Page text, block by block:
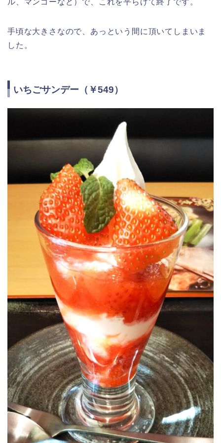
手頃な大きさなので、あっという間に頂いてしまいま
した。
いちごサンデー（￥549）